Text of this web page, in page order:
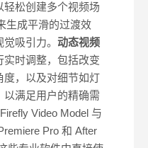
轻松创建多个视频场
生成平滑的过渡效
吸引力。 动态视频
实时调整，包括改变
度，以及对细节如灯
满足用户的精确需
Video Model 与
Pro 和 After